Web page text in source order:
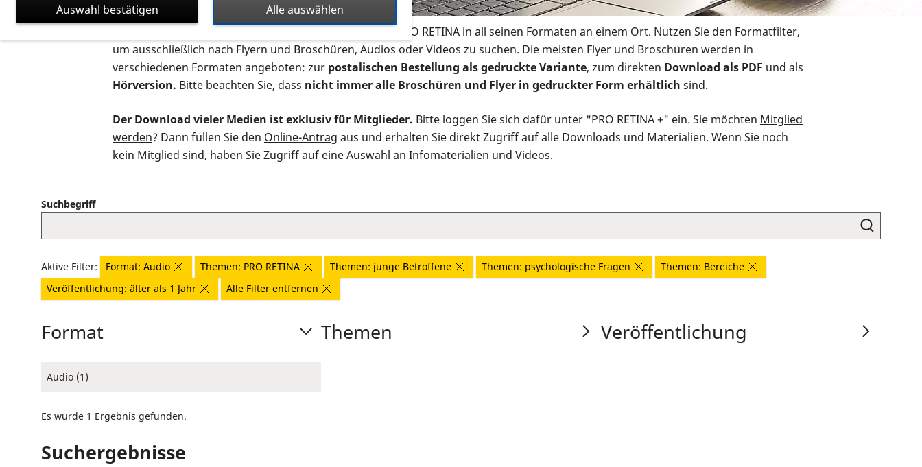
Auf dieser Seite finden Sie sämtliches Infomaterial der PRO RETINA in all seinen Formaten an einem Ort. Nutzen Sie den Formatfilter,
um ausschließlich nach Flyern und Broschüren, Audios oder Videos zu suchen. Die meisten Flyer und Broschüren werden in
verschiedenen Formaten angeboten: zur postalischen Bestellung als gedruckte Variante, zum direkten Download als PDF und als
Hörversion. Bitte beachten Sie, dass nicht immer alle Broschüren und Flyer in gedruckter Form erhältlich sind.
Der Download vieler Medien ist exklusiv für Mitglieder. Bitte loggen Sie sich dafür unter "PRO RETINA +" ein. Sie möchten Mitglied
werden? Dann füllen Sie den Online-Antrag aus und erhalten Sie direkt Zugriff auf alle Downloads und Materialien. Wenn Sie noch
kein Mitglied sind, haben Sie Zugriff auf eine Auswahl an Infomaterialien und Videos.
Suchbegriff
Aktive Filter: Format: Audio Themen: PRO RETINA Themen: junge Betroffene Themen: psychologische Fragen
Themen: Bereiche
Veröffentlichung: älter als 1 Jahr
Alle Filter entfernen
Format
Audio (1)
Themen Veröffentlichung
Es wurde 1 Ergebnis gefunden.
Suchergebnisse
Alle auswählen
Auswahl bestätigen